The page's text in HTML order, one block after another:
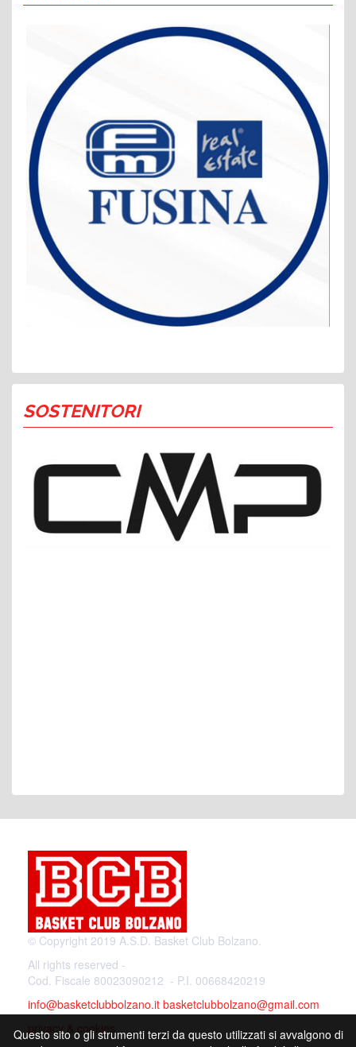
SOSTENITORI
© Copyright 2019 A.S.D. Basket Club Bolzano.
All rights reserved -
Cod. Fiscale 80023090212 - P.I. 00668420219
info@basketclubbolzano.it basketclubbolzano@gmail.com
privacy & cookies
Questo sito o gli strumenti terzi da questo utilizzati si avvalgono di